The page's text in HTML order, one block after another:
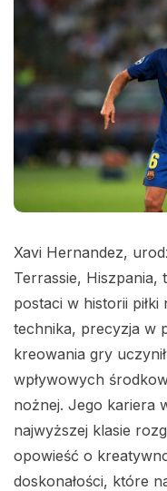
Xavi Hernandez,
Terrassie, Hiszpania,
postaci w historii
technika, precyzja w
kreowania gry
wpływowych
nożnej. Jego kariera
najwyższej klasie
opowieść o
doskonałości, które